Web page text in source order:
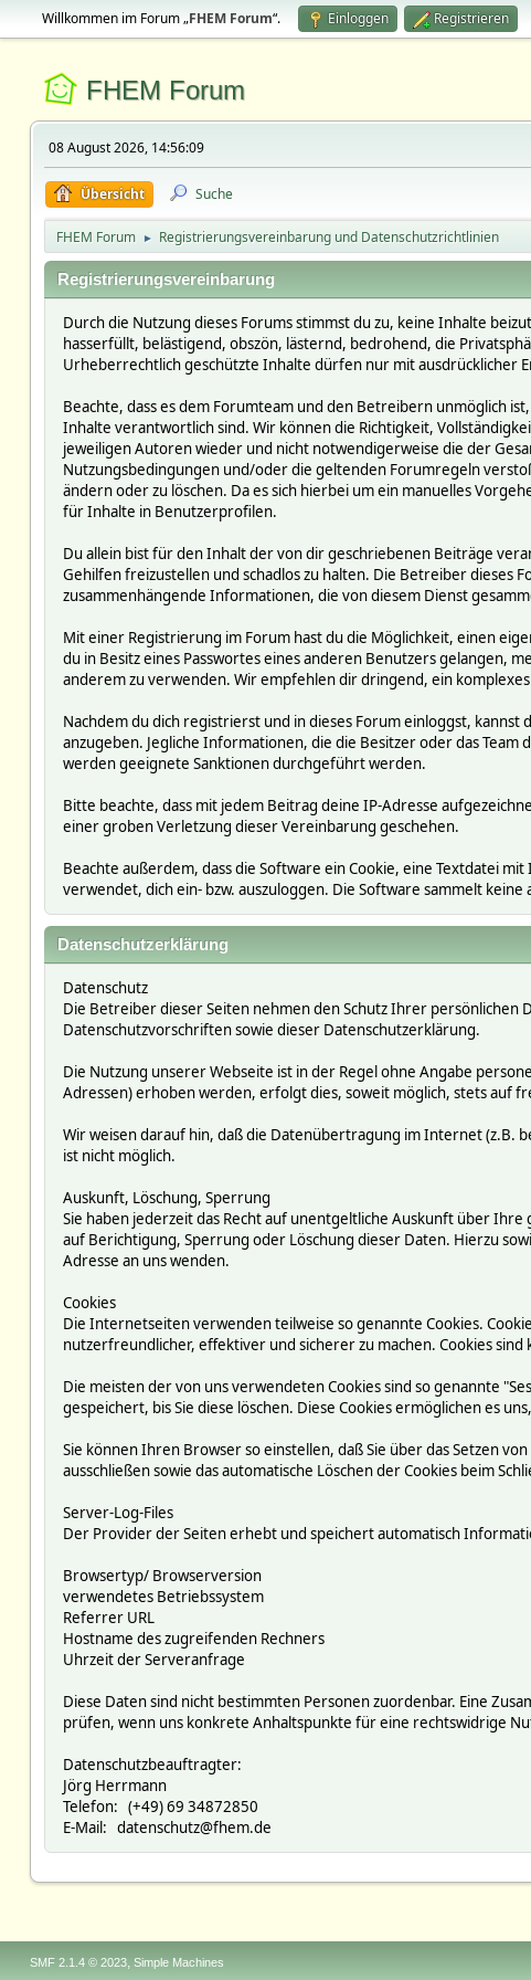
Willkommen im Forum „FHEM Forum“. Einloggen Registrieren
FHEM Forum
08 August 2026, 14:56:09
Übersicht Suche
FHEM Forum ► Registrierungsvereinbarung und Datenschutzrichtlinien
Registrierungsvereinbarung
Durch die Nutzung dieses Forums stimmst du zu, keine Inhalte
hasserfüllt, belästigend, obszön, lästernd, bedrohend, die
Urheberrechtlich geschützte Inhalte dürfen nur mit ausdrücklicher
Beachte, dass es dem Forumteam und den Betreibern unmöglich
Inhalte verantwortlich sind. Wir können die Richtigkeit,
jeweiligen Autoren wieder und nicht notwendigerweise die der
Nutzungsbedingungen und/oder die geltenden Forumregeln
ändern oder zu löschen. Da es sich hierbei um ein manuelles
für Inhalte in Benutzerprofilen.
Du allein bist für den Inhalt der von dir geschriebenen Beiträge
Gehilfen freizustellen und schadlos zu halten. Die Betreiber dieses
zusammenhängende Informationen, die von diesem Dienst
Mit einer Registrierung im Forum hast du die Möglichkeit, einen
du in Besitz eines Passwortes eines anderen Benutzers gelangen,
anderem zu verwenden. Wir empfehlen dir dringend, ein
Nachdem du dich registrierst und in dieses Forum einloggst,
anzugeben. Jegliche Informationen, die die Besitzer oder das
werden geeignete Sanktionen durchgeführt werden.
Bitte beachte, dass mit jedem Beitrag deine IP-Adresse
einer groben Verletzung dieser Vereinbarung geschehen.
Beachte außerdem, dass die Software ein Cookie, eine Textdatei
verwendet, dich ein- bzw. auszuloggen. Die Software sammelt
Datenschutzerklärung
Datenschutz
Die Betreiber dieser Seiten nehmen den Schutz Ihrer
Datenschutzvorschriften sowie dieser Datenschutzerklärung.
Die Nutzung unserer Webseite ist in der Regel ohne Angabe
Adressen) erhoben werden, erfolgt dies, soweit möglich, stets auf
Wir weisen darauf hin, daß die Datenübertragung im Internet (z.B.
ist nicht möglich.
Auskunft, Löschung, Sperrung
Sie haben jederzeit das Recht auf unentgeltliche Auskunft über
auf Berichtigung, Sperrung oder Löschung dieser Daten. Hierzu
Adresse an uns wenden.
Cookies
Die Internetseiten verwenden teilweise so genannte Cookies.
nutzerfreundlicher, effektiver und sicherer zu machen. Cookies
Die meisten der von uns verwendeten Cookies sind so genannte
gespeichert, bis Sie diese löschen. Diese Cookies ermöglichen es
Sie können Ihren Browser so einstellen, daß Sie über das Setzen
ausschließen sowie das automatische Löschen der Cookies beim
Server-Log-Files
Der Provider der Seiten erhebt und speichert automatisch
Browsertyp/ Browserversion
verwendetes Betriebssystem
Referrer URL
Hostname des zugreifenden Rechners
Uhrzeit der Serveranfrage
Diese Daten sind nicht bestimmten Personen zuordenbar. Eine
prüfen, wenn uns konkrete Anhaltspunkte für eine rechtswidrige
Datenschutzbeauftragter:
Jörg Herrmann
Telefon: (+49) 69 34872850
E-Mail: datenschutz@fhem.de
SMF 2.1.4 © 2023, Simple Machines